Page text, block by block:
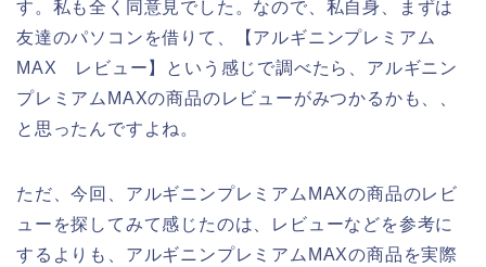
す。私も全く同意見でした。なので、私自身、まずは
友達のパソコンを借りて、【アルギニンプレミアム
MAX レビュー】という感じで調べたら、アルギニン
プレミアムMAXの商品のレビューがみつかるかも、、
と思ったんですよね。
ただ、今回、アルギニンプレミアムMAXの商品のレビ
ューを探してみて感じたのは、レビューなどを参考に
するよりも、アルギニンプレミアムMAXの商品を実際